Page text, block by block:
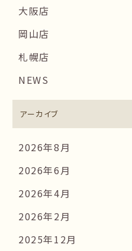
大阪店
岡山店
札幌店
NEWS
アーカイブ
2026年8月
2026年6月
2026年4月
2026年2月
2025年12月